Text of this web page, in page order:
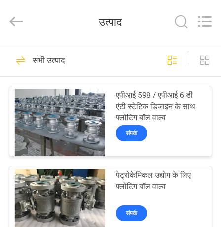
उत्पाद
हमारे
बारे
कारखाने
दौरा
group.
सेगमेंट बॉल वाल्व
54
चाकू गेट वाल्व
45
उत्पाद
सभी उत्पाद
एपीआई 598 / एपीआई 6 डी
एंटी स्टेटिक डिजाइन के साथ
फ्लोटिंग बॉल वाल्व
संपर्क
पेट्रोकेमिकल उद्योग के लिए
फ्लोटिंग बॉल वाल्व
संपर्क